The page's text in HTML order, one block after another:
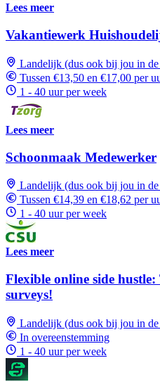
Lees meer
Vakantiewerk
Landelijk (dus ook bij jou in
Tussen €13,50 en €17,00 per
1 - 40 uur per week
Lees meer
Schoonmaak Medewerker
Landelijk (dus ook bij jou in
Tussen €14,39 en €18,62 per
1 - 40 uur per week
Lees meer
Flexible online side hustle:
surveys!
Landelijk (dus ook bij jou in
In overeenstemming
1 - 40 uur per week